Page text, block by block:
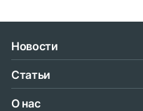
Новости
Статьи
О нас